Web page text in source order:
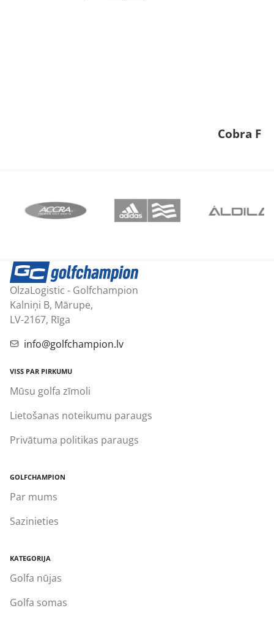
Cobra F
OlzaLogistic - Golfchampion
Kalniņi B, Mārupe,
LV-2167, Rīga
info@golfchampion.lv
VISS PAR PIRKUMU
Mūsu golfa zīmoli
Lietošanas noteikumu paraugs
Privātuma politikas paraugs
GOLFCHAMPION
Par mums
Sazinieties
KATEGORIJA
Golfa nūjas
Golfa somas